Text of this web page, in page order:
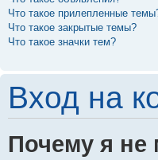
Что такое прилепленные
Что такое закрытые темы?
Что такое значки тем?
Вход на
Почему я не